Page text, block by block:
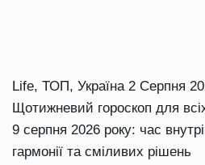
Life, ТОП, Україна 2 Серпня
Щотижневий гороскоп для
9 серпня 2026 року: час
гармонії та сміливих рішень